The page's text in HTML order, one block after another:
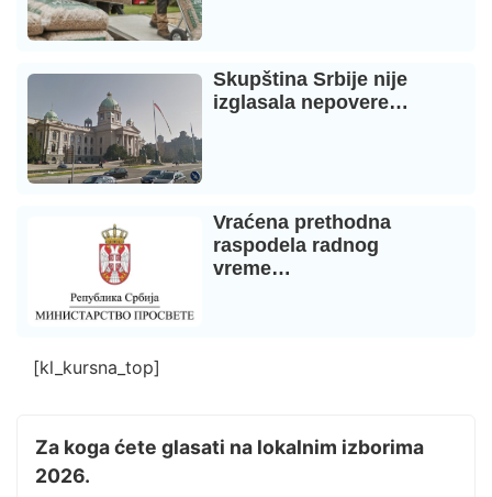
Skupština Srbije nije
izglasala nepovere…
Vraćena prethodna
raspodela radnog
vreme…
[kl_kursna_top]
Za koga ćete glasati na lokalnim izborima
2026.